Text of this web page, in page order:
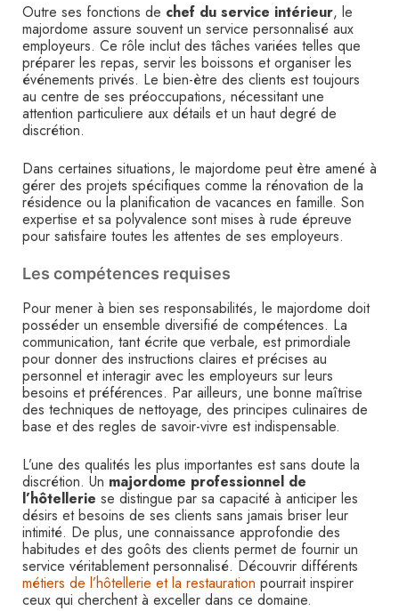
Outre ses fonctions de chef du service intérieur, le
majordome assure souvent un service personnalisé aux
employeurs. Ce rôle inclut des tâches variées telles que
préparer les repas, servir les boissons et organiser les
événements privés. Le bien-ètre des clients est toujours
au centre de ses préoccupations, nécessitant une
attention particuliere aux détails et un haut degré de
discrétion.
Dans certaines situations, le majordome peut ètre amené à
gérer des projets spécifiques comme la rénovation de la
résidence ou la planification de vacances en famille. Son
expertise et sa polyvalence sont mises à rude épreuve
pour satisfaire toutes les attentes de ses employeurs.
Les compétences requises
Pour mener à bien ses responsabilités, le majordome doit
posséder un ensemble diversifié de compétences. La
communication, tant écrite que verbale, est primordiale
pour donner des instructions claires et précises au
personnel et interagir avec les employeurs sur leurs
besoins et préférences. Par ailleurs, une bonne maîtrise
des techniques de nettoyage, des principes culinaires de
base et des regles de savoir-vivre est indispensable.
L’une des qualités les plus importantes est sans doute la
discrétion. Un majordome professionnel de
l’hôtellerie se distingue par sa capacité à anticiper les
désirs et besoins de ses clients sans jamais briser leur
intimité. De plus, une connaissance approfondie des
habitudes et des goôts des clients permet de fournir un
service véritablement personnalisé. Découvrir différents
métiers de l’hôtellerie et la restauration pourrait inspirer
ceux qui cherchent à exceller dans ce domaine.